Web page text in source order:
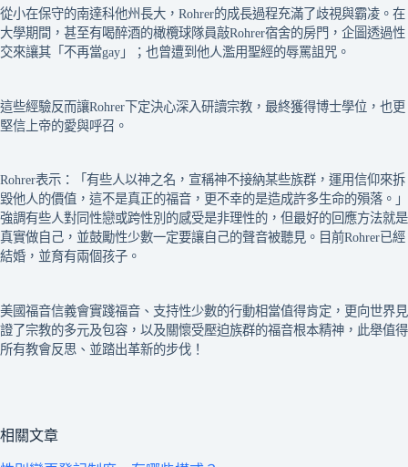
從小在保守的南達科他州長大，Rohrer的成長過程充滿了歧視與霸凌。在
大學期間，甚至有喝醉酒的橄欖球隊員敲Rohrer宿舍的房門，企圖透過性
交來讓其「不再當gay」；也曾遭到他人濫用聖經的辱罵詛咒。
這些經驗反而讓Rohrer下定決心深入研讀宗教，最終獲得博士學位，也更
堅信上帝的愛與呼召。
Rohrer表示：「有些人以神之名，宣稱神不接納某些族群，運用信仰來拆
毀他人的價值，這不是真正的福音，更不幸的是造成許多生命的殞落。」
強調有些人對同性戀或跨性別的感受是非理性的，但最好的回應方法就是
真實做自己，並鼓勵性少數一定要讓自己的聲音被聽見。目前Rohrer已經
結婚，並育有兩個孩子。
美國福音信義會實踐福音、支持性少數的行動相當值得肯定，更向世界見
證了宗教的多元及包容，以及關懷受壓迫族群的福音根本精神，此舉值得
所有教會反思、並踏出革新的步伐！
相關文章